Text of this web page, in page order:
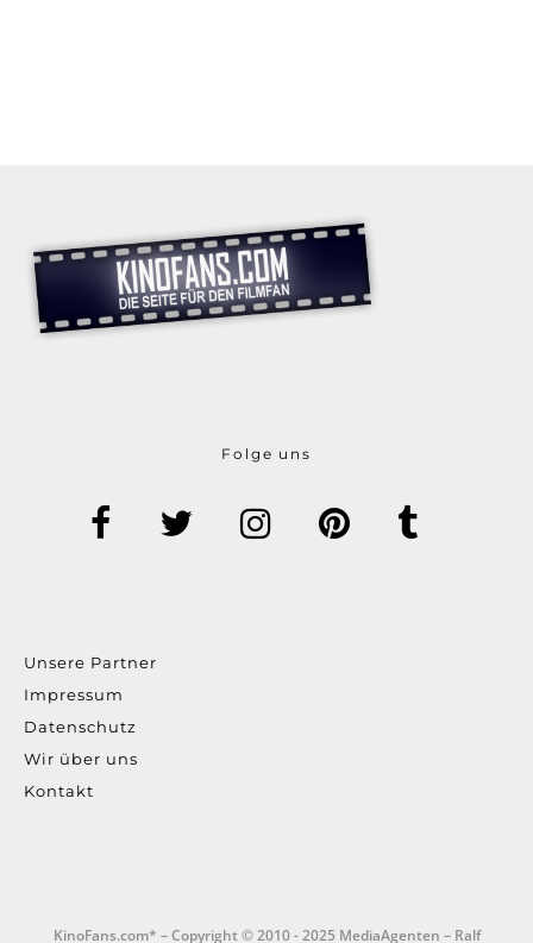
Folge uns
Unsere Partner
Impressum
Datenschutz
Wir über uns
Kontakt
KinoFans.com* – Copyright © 2010 - 2025 MediaAgenten – Ralf